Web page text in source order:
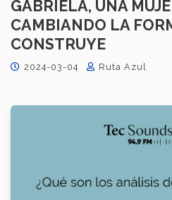
GABRIELA, UNA
CAMBIANDO LA
CONSTRUYE
2024-03-04 Ruta Azul